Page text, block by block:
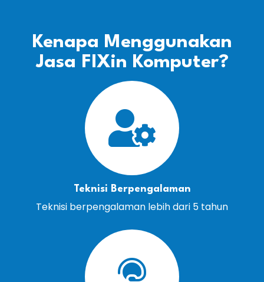
Kenapa Menggunakan
Jasa FIXin Komputer?
Teknisi Berpengalaman
Teknisi berpengalaman lebih dari 5 tahun